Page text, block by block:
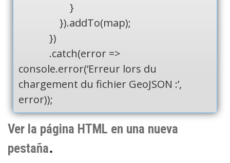
}
}).addTo(map);
})
.catch(error =>
console.error(‘Erreur lors du
chargement du fichier GeoJSON :’,
error));
Ver la página HTML en una nueva
pestaña.